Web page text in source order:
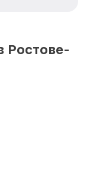
в городе
уровень
Ростове-